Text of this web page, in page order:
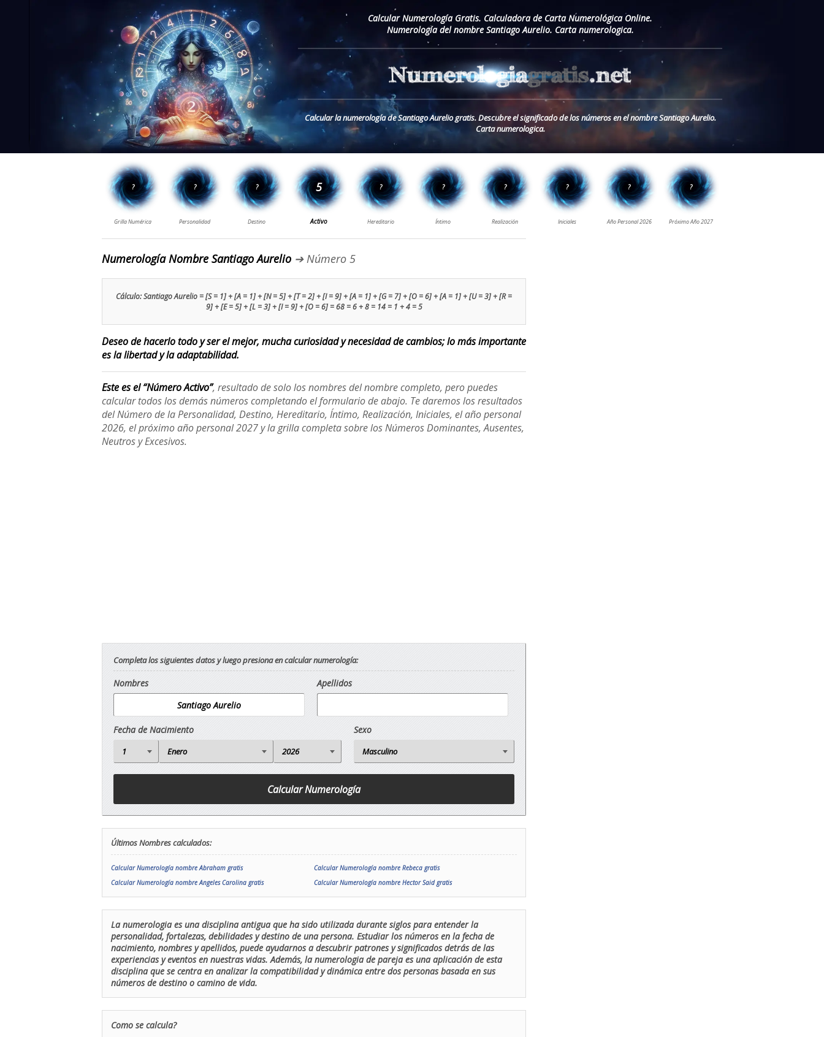
Calcular Numerología Gratis. Calculadora de Carta Numerológica Online.
Numerología del nombre Santiago Aurelio. Carta numerologica.
Calcular la numerología de Santiago Aurelio gratis. Descubre el significado de los números en el nombre Santiago Aurelio.
Carta numerologica.
Numerología Nombre Santiago Aurelio ➔ Número 5
Cálculo: Santiago Aurelio = [S = 1] + [A = 1] + [N = 5] + [T = 2] + [I = 9] + [A = 1] + [G = 7] + [O = 6] + [A = 1] + [U = 3] + [R =
9] + [E = 5] + [L = 3] + [I = 9] + [O = 6] = 68 = 6 + 8 = 14 = 1 + 4 = 5
Deseo de hacerlo todo y ser el mejor, mucha curiosidad y necesidad de cambios; lo más importante
es la libertad y la adaptabilidad.
Este es el “Número Activo”, resultado de solo los nombres del nombre completo, pero puedes
calcular todos los demás números completando el formulario de abajo. Te daremos los resultados
del Número de la Personalidad, Destino, Hereditario, Íntimo, Realización, Iniciales, el año personal
2026, el próximo año personal 2027 y la grilla completa sobre los Números Dominantes, Ausentes,
Neutros y Excesivos.
Completa los siguientes datos y luego presiona en calcular numerología:
Nombres Apellidos
Fecha de Nacimiento Sexo
Últimos Nombres calculados:
Calcular Numerología nombre Abraham gratis
Calcular Numerología nombre Rebeca gratis
Calcular Numerología nombre Angeles Carolina gratis
Calcular Numerología nombre Hector Said gratis
La numerologia es una disciplina antigua que ha sido utilizada durante siglos para entender la
personalidad, fortalezas, debilidades y destino de una persona. Estudiar los números en la fecha de
nacimiento, nombres y apellidos, puede ayudarnos a descubrir patrones y significados detrás de las
experiencias y eventos en nuestras vidas. Además, la numerologia de pareja es una aplicación de esta
disciplina que se centra en analizar la compatibilidad y dinámica entre dos personas basada en sus
números de destino o camino de vida.
Como se calcula?